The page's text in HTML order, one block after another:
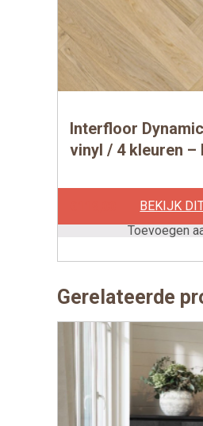
Interfloor
vinyl / 4 kleuren –
BEKIJK
Toevoegen
Gerelateerde